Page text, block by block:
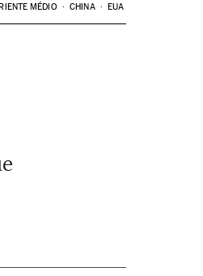
MÉDIO CHINA EUA